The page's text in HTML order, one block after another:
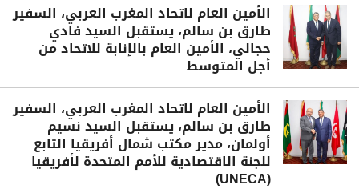
الأمين العام لاتحاد المغرب العربي، السفير
طارق بن سالم، يستقبل السيد فادي
حجالي، الأمين العام بالإنابة للاتحاد من
أجل المتوسط
الأمين العام لاتحاد المغرب العربي، السفير
طارق بن سالم، يستقبل السيد نسيم
أولمان، مدير مكتب شمال أفريقيا التابع
للجنة الاقتصادية للأمم المتحدة لأفريقيا
(UNECA)